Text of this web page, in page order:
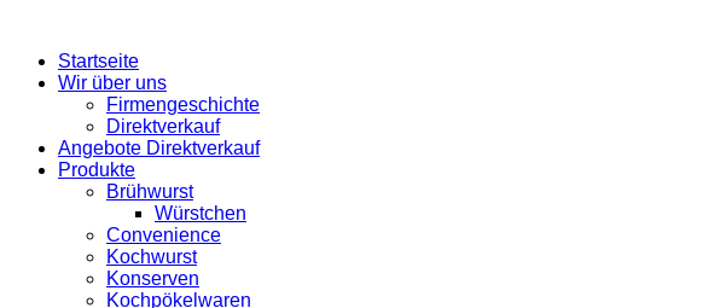
Startseite
Wir über uns
Firmengeschichte
Direktverkauf
Angebote Direktverkauf
Produkte
Brühwurst
Würstchen
Convenience
Kochwurst
Konserven
Kochpökelwaren